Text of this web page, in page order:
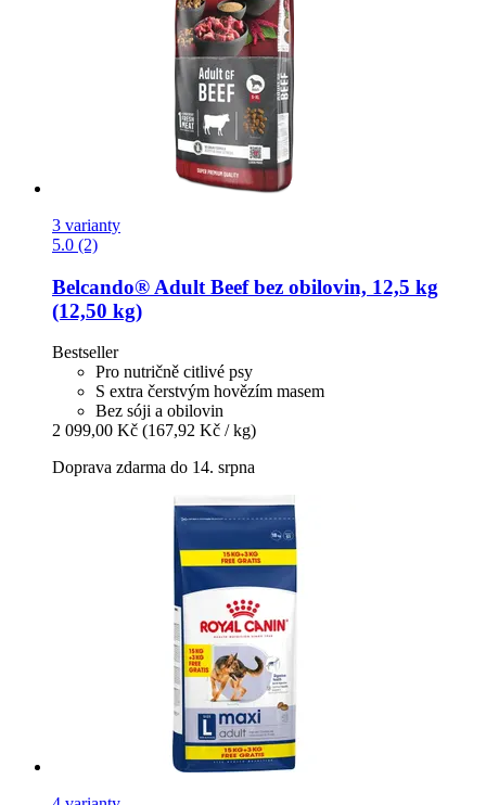
3 varianty
5.0 (2)
Belcando® Adult Beef bez obilovin, 12,5 kg
(12,50 kg)
Bestseller
Pro nutričně citlivé psy
S extra čerstvým hovězím masem
Bez sóji a obilovin
2 099,00 Kč (167,92 Kč / kg)
Doprava zdarma do 14. srpna